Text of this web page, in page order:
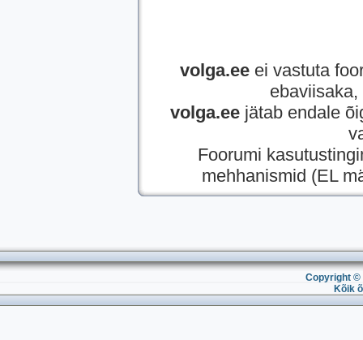
volga.eeei vastuta
volga.ee jätab endale
Foorumi
mehhanismid (EL
Copyright ©
Kõik